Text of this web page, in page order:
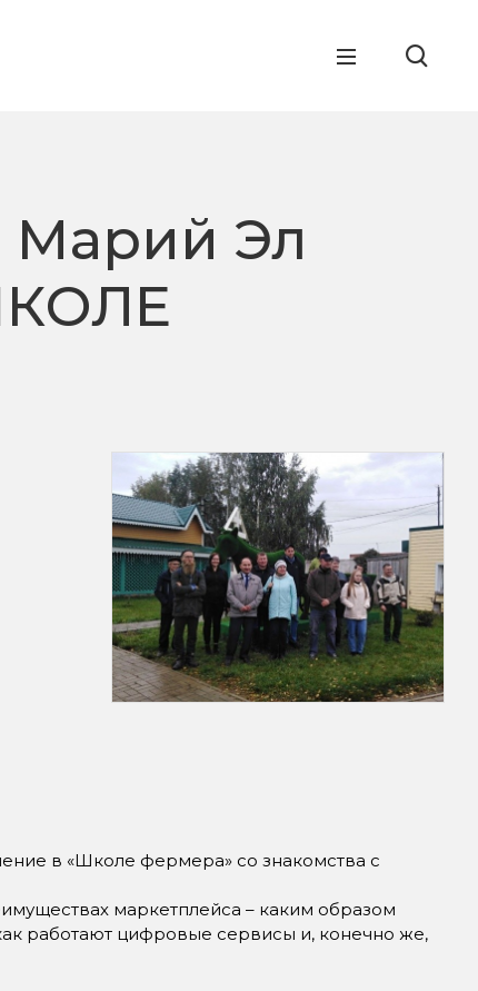
Марий Эл
в «Школе фермера» со знакомства с
маркетплейса – каким образом
работают цифровые сервисы и, конечно же,